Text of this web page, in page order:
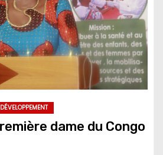
DÉVELOPPEMENT
dame du Congo